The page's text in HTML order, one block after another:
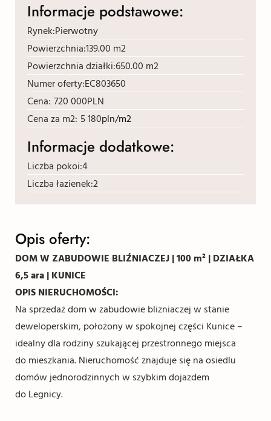
Opis oferty:
DOM W ZABUDOWIE BLIŹNIACZEJ | 100 m² | DZIAŁKA
6,5 ara | KUNICE
OPIS NIERUCHOMOŚCI:
Na sprzedaż dom w zabudowie blizniaczej w stanie
deweloperskim, położony w spokojnej części Kunice –
idealny dla rodziny szukającej przestronnego miejsca
do mieszkania. Nieruchomość znajduje się na osiedlu
domów jednorodzinnych w szybkim dojazdem
do Legnicy.
Informacje podstawowe:
Rynek:Pierwotny
Powierzchnia:139.00 m2
Powierzchnia działki:650.00 m2
Numer oferty:EC803650
Cena: 720 000PLN
Cena za m2: 5 180pln/m2
Informacje dodatkowe:
Liczba pokoi:4
Liczba łazienek:2